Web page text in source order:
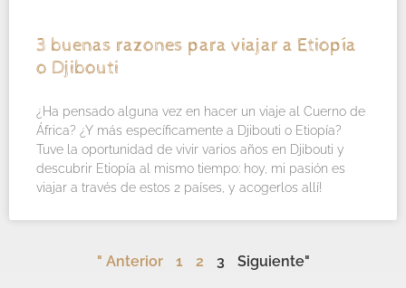
3 buenas razones para viajar a Etiopía
o Djibouti
¿Ha pensado alguna vez en hacer un viaje al Cuerno de
África? ¿Y más específicamente a Djibouti o Etiopía?
Tuve la oportunidad de vivir varios años en Djibouti y
descubrir Etiopía al mismo tiempo: hoy, mi pasión es
viajar a través de estos 2 países, y acogerlos allí!
" Anterior 1 2 3 Siguiente"